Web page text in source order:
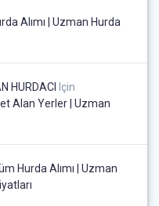
Alımı | Uzman Hurda
HURDACI Için
Alan Yerler | Uzman
Hurda Alımı | Uzman